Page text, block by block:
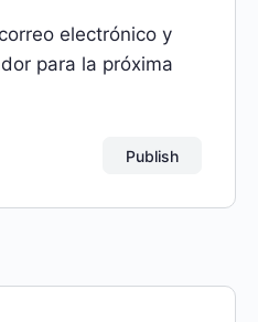
electrónico y
para la próxima